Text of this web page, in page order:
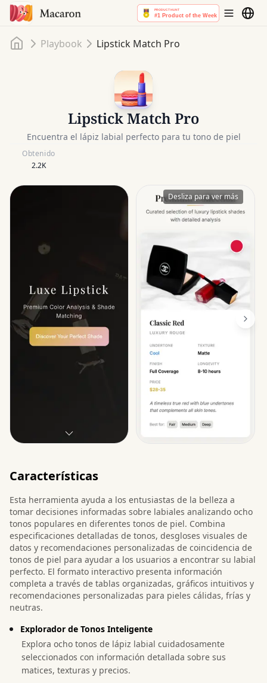
InicioPlaybook Lipstick Match Pro
Lipstick Match Pro
Encuentra el lápiz labial perfecto para tu tono de piel
Obtenido
2.2K
Desliza para ver más
Características
Esta herramienta ayuda a los entusiastas de la belleza a
tomar decisiones informadas sobre labiales analizando ocho
tonos populares en diferentes tonos de piel. Combina
especificaciones detalladas de tonos, desgloses visuales de
datos y recomendaciones personalizadas de coincidencia de
tonos de piel para ayudar a los usuarios a encontrar su labial
perfecto. El formato interactivo presenta información
completa a través de tablas organizadas, gráficos intuitivos y
recomendaciones personalizadas para pieles cálidas, frías y
neutras.
Explorador de Tonos Inteligente
Explora ocho tonos de lápiz labial cuidadosamente
seleccionados con información detallada sobre sus
matices, texturas y precios.